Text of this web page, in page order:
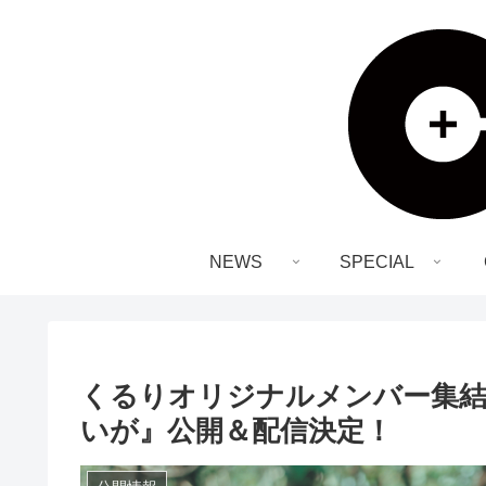
NEWS SPECIAL
くるりオリジナルメンバー集
いが』公開＆配信決定！